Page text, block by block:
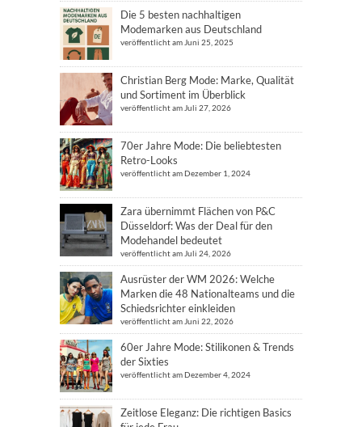
Die 5 besten nachhaltigen
Modemarken aus Deutschland
veröffentlicht am Juni 25, 2025
Christian Berg Mode: Marke, Qualität
und Sortiment im Überblick
veröffentlicht am Juli 27, 2026
70er Jahre Mode: Die beliebtesten
Retro-Looks
veröffentlicht am Dezember 1, 2024
Zara übernimmt Flächen von P&C
Düsseldorf: Was der Deal für den
Modehandel bedeutet
veröffentlicht am Juli 24, 2026
Ausrüster der WM 2026: Welche
Marken die 48 Nationalteams und die
Schiedsrichter einkleiden
veröffentlicht am Juni 22, 2026
60er Jahre Mode: Stilikonen & Trends
der Sixties
veröffentlicht am Dezember 4, 2024
Zeitlose Eleganz: Die richtigen Basics